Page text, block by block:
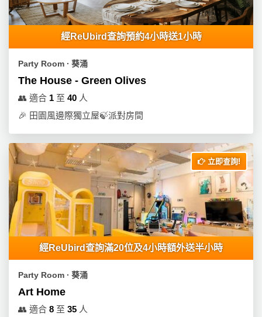
經ReUbird查詢預約4小時送1小時
Party Room ∙ 葵涌
The House - Green Olives
👥 適合 1 至 40 人
🎉 田園風邊際獨立屋🍃派對房間
立即查詢!
經ReUbird查詢滿20位及4小時額外送半小時
Party Room ∙ 葵涌
Art Home
👥 適合 8 至 35 人